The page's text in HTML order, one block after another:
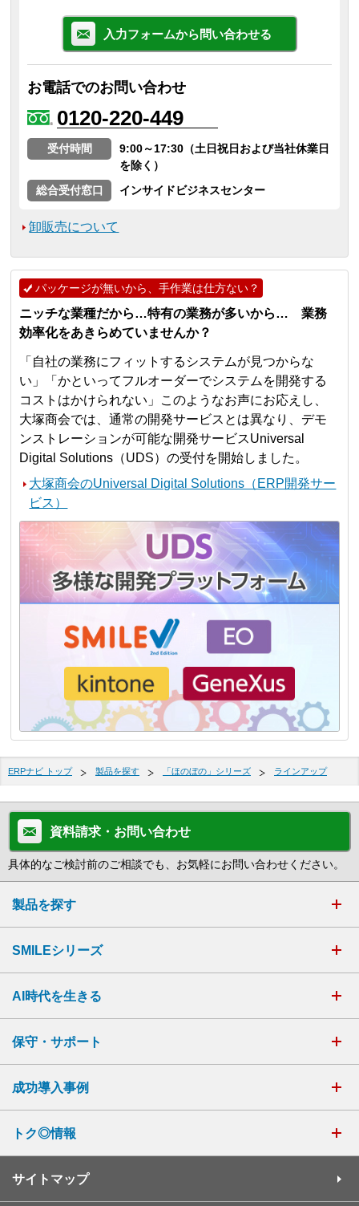
入力フォームから問い合わせる
お電話でのお問い合わせ
0120-220-449
受付時間
9:00～17:30（土日祝日および当社休業日
を除く）
総合受付窓口
インサイドビジネスセンター
卸販売について
パッケージが無いから、手作業は仕方ない？
ニッチな業種だから…特有の業務が多いから… 業務
効率化をあきらめていませんか？
「自社の業務にフィットするシステムが見つからな
い」「かといってフルオーダーでシステムを開発する
コストはかけられない」このようなお声にお応えし、
大塚商会では、通常の開発サービスとは異なり、デモ
ンストレーションが可能な開発サービスUniversal
Digital Solutions（UDS）の受付を開始しました。
大塚商会のUniversal Digital Solutions（ERP開発サー
ビス）
ERPナビ トップ 製品を探す 「ほのぼの」シリーズ ラインアップ
資料請求・お問い合わせ
具体的なご検討前のご相談でも、お気軽にお問い合わせください。
製品を探す
SMILEシリーズ
AI時代を生きる
保守・サポート
成功導入事例
トク◎情報
サイトマップ